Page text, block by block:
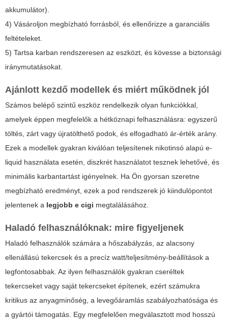
akkumulátor).
4) Vásároljon megbízható forrásból, és ellenőrizze a garanciális
feltételeket.
5) Tartsa karban rendszeresen az eszközt, és kövesse a biztonsági
iránymutatásokat.
Ajánlott kezdő modellek és miért működnek jól
Számos belépő szintű eszköz rendelkezik olyan funkciókkal,
amelyek éppen megfelelők a hétköznapi felhasználásra: egyszerű
töltés, zárt vagy újratölthető podok, és elfogadható ár-érték arány.
Ezek a modellek gyakran kiválóan teljesítenek nikotinsó alapú e-
liquid használata esetén, diszkrét használatot tesznek lehetővé, és
minimális karbantartást igényelnek. Ha Ön gyorsan szeretne
megbízható eredményt, ezek a pod rendszerek jó kiindulópontot
jelentenek a legjobb e cigi megtalálásához.
Haladó felhasználóknak: mire figyeljenek
Haladó felhasználók számára a hőszabályzás, az alacsony
ellenállású tekercsek és a precíz watt/teljesítmény-beállítások a
legfontosabbak. Az ilyen felhasználók gyakran cseréltek
tekercseket vagy saját tekercseket építenek, ezért számukra
kritikus az anyagminőség, a levegőáramlás szabályozhatósága és
a gyártói támogatás. Egy megfelelően megválasztott mod hosszú